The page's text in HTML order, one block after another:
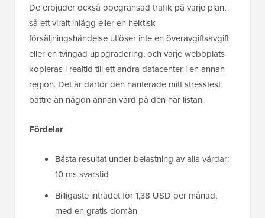
De erbjuder också obegränsad trafik på varje plan,
så ett viralt inlägg eller en hektisk
försäljningshändelse utlöser inte en överavgiftsavgift
eller en tvingad uppgradering, och varje webbplats
kopieras i realtid till ett andra datacenter i en annan
region. Det är därför den hanterade mitt stresstest
bättre än någon annan värd på den här listan.
Fördelar
Bästa resultat under belastning av alla värdar:
10 ms svarstid
Billigaste inträdet för 1,38 USD per månad,
med en gratis domän